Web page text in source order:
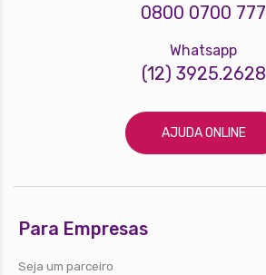
0800 0700 777
Whatsapp
(12) 3925.2628
AJUDA ONLINE
Para Empresas
Seja um parceiro